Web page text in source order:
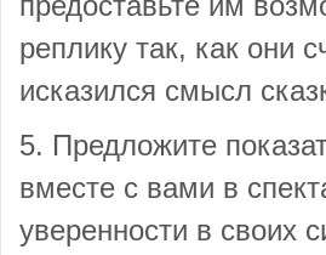
реплику так, как они
исказился смысл
5. Предложите
вместе с вами в
уверенности в своих